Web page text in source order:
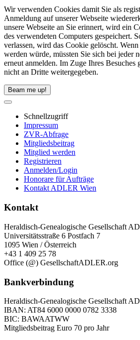
Wir verwenden Cookies damit Sie als
Anmeldung auf unserer Webseite
unsere Webseite an Sie erinnert, wird ein
des verwendeten Computers gespeichert.
verlassen, wird das Cookie gelöscht.
werden würde, müssten Sie sich bei jeder
erneut anmelden. Im Zuge Ihres Besuches
nicht an Dritte weitergegeben.
Beam me up!
Schnellzugriff
Impressum
ZVR-Abfrage
Mitgliedsbeitrag
Mitglied werden
Registrieren
Anmelden/Login
Honorare für Aufträge
Kontakt ADLER Wien
Kontakt
Heraldisch-Genealogische Gesellschaft
Universitätsstraße 6 Postfach 7
1095 Wien / Österreich
+43 1 409 25 78
Office (@) GesellschaftADLER.org
Bankverbindung
Heraldisch-Genealogische Gesellschaft
IBAN: AT84 6000 0000 0782 3338
BIC: BAWAATWW
Mitgliedsbeitrag Euro 70 pro Jahr